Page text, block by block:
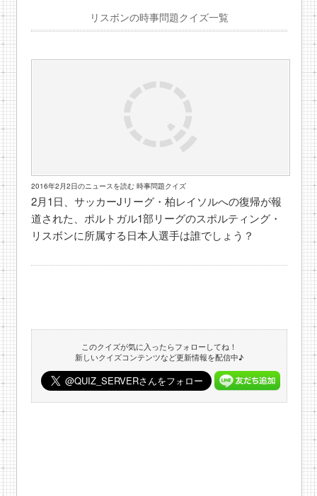
リスボンの時事問題クイズ一覧
2016年2月2日のニュースを読む 時事問題クイズ
2月1日、サッカーJリーグ・柏レイソルへの復帰が報
道された、ポルトガル1部リーグのスポルティング・
リスボンに所属する日本人選手は誰でしょう？
このクイズが気に入ったらフォローしてね！
新しいクイズコンテンツなど更新情報を配信中♪